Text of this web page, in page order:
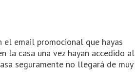
el email promocional que hayas
la casa una vez hayan accedido al
seguramente no llegará de muy